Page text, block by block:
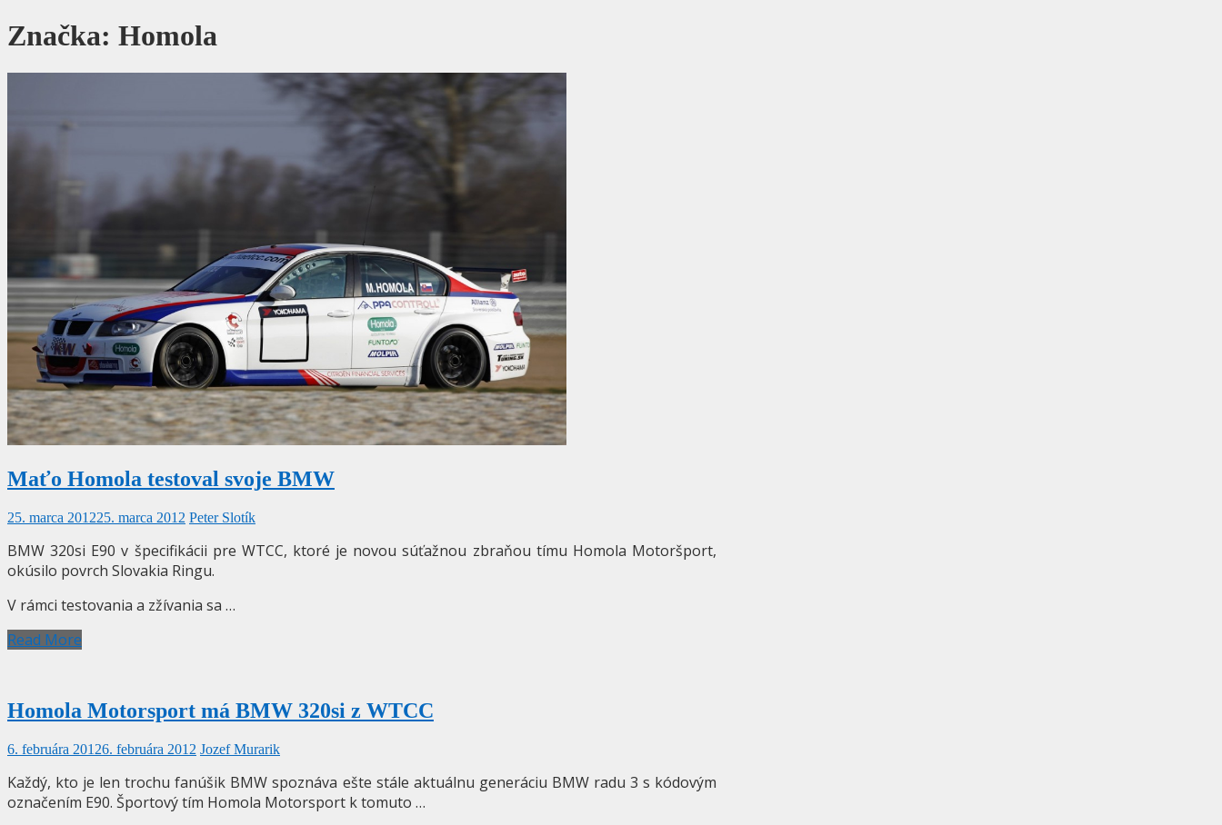
Značka: Homola
Maťo Homola testoval svoje BMW
25. marca 201225. marca 2012 Peter Slotík
BMW 320si E90 v špecifikácii pre WTCC, ktoré je novou súťažnou zbraňou tímu Homola Motoršport,
okúsilo povrch Slovakia Ringu.
V rámci testovania a zžívania sa …
Read More
Homola Motorsport má BMW 320si z WTCC
6. februára 20126. februára 2012 Jozef Murarik
Každý, kto je len trochu fanúšik BMW spoznáva ešte stále aktuálnu generáciu BMW radu 3 s kódovým
označením E90. Športový tím Homola Motorsport k tomuto …